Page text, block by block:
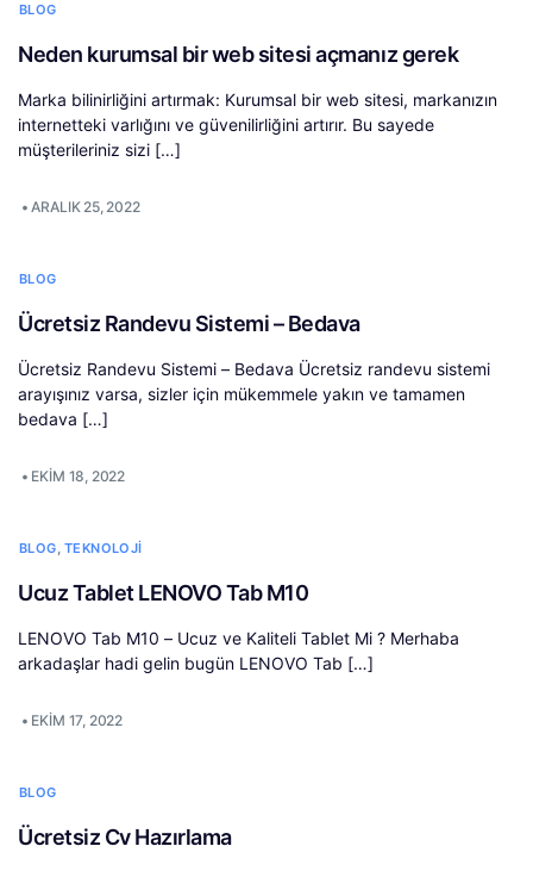
BLOG
Neden kurumsal bir web sitesi açmanız gerek
Marka bilinirliğini artırmak: Kurumsal bir web sitesi, markanızın
internetteki varlığını ve güvenilirliğini artırır. Bu sayede
müşterileriniz sizi […]
•ARALIK 25, 2022
BLOG
Ücretsiz Randevu Sistemi – Bedava
Ücretsiz Randevu Sistemi – Bedava Ücretsiz randevu sistemi
arayışınız varsa, sizler için mükemmele yakın ve tamamen
bedava […]
• EKIM 18, 2022
BLOG, TEKNOLOJI
Ucuz Tablet LENOVO Tab M10
LENOVO Tab M10 – Ucuz ve Kaliteli Tablet Mi ? Merhaba
arkadaşlar hadi gelin bugün LENOVO Tab […]
• EKIM 17, 2022
BLOG
Ücretsiz Cv Hazırlama